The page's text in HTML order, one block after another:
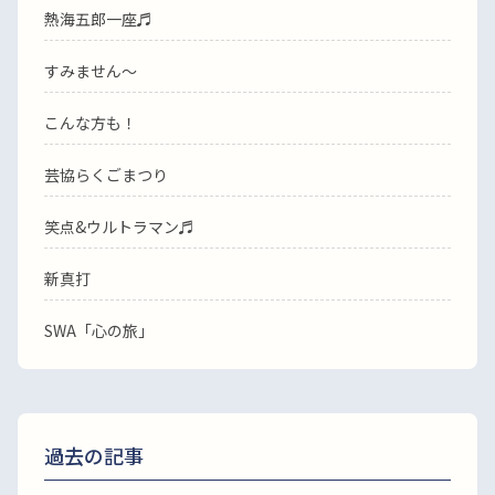
熱海五郎一座♬
すみません〜
こんな方も！
芸協らくごまつり
笑点&ウルトラマン♬
新真打
SWA「心の旅」
過去の記事